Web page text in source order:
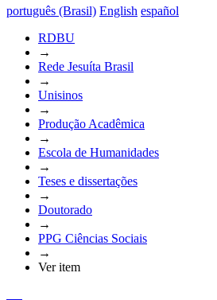
português (Brasil) English español
RDBU
→
Rede Jesuíta Brasil
→
Unisinos
→
Produção Acadêmica
→
Escola de Humanidades
→
Teses e dissertações
→
Doutorado
→
PPG Ciências Sociais
→
Ver item